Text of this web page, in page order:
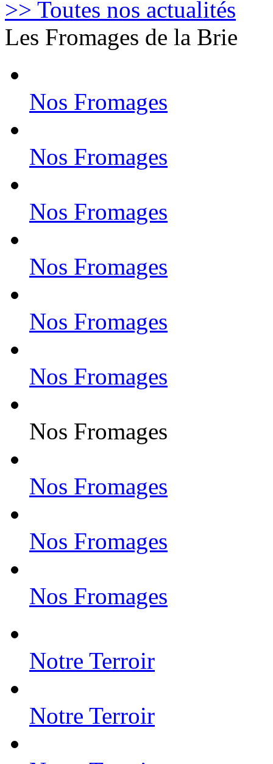
>> Toutes nos actualités
Les Fromages de la Brie
Nos Fromages
Nos Fromages
Nos Fromages
Nos Fromages
Nos Fromages
Nos Fromages
Nos Fromages
Nos Fromages
Nos Fromages
Nos Fromages
Notre Terroir
Notre Terroir